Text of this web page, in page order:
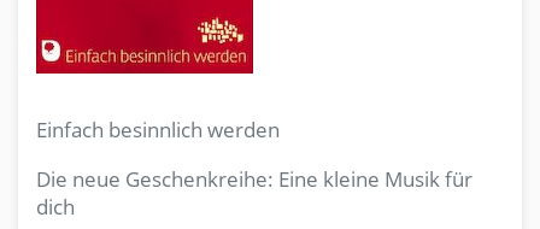
Einfach besinnlich werden
Die neue Geschenkreihe: Eine kleine Musik für
dich